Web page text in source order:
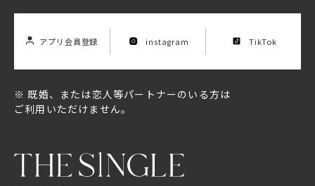
Location List
アプリ会員登録 instagram TikTok
※ 既婚、または恋人等パートナーのいる方は
ご利用いただけません。